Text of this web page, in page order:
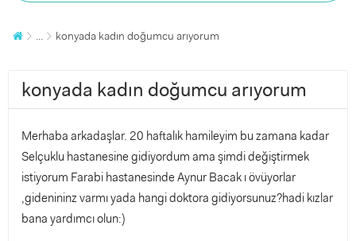
... konyada kadın doğumcu arıyorum
konyada kadın doğumcu arıyorum
Merhaba arkadaşlar. 20 haftalık hamileyim bu zamana kadar
Selçuklu hastanesine gidiyordum ama şimdi değiştirmek
istiyorum Farabi hastanesinde Aynur Bacak ı övüyorlar
,gidenininz varmı yada hangi doktora gidiyorsunuz?hadi kızlar
bana yardımcı olun:)